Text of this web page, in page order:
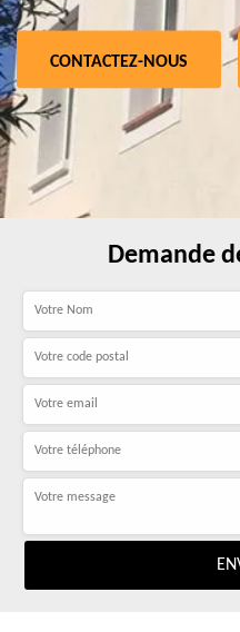
CONTACTEZ-NOUS
Demande